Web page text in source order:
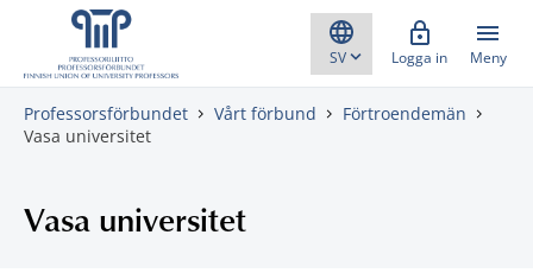
Gå direkt till innehåll
Logga in Meny
Professorsförbundet Vårt förbund
Förtroendemän
Vasa universitet
Vasa universitet